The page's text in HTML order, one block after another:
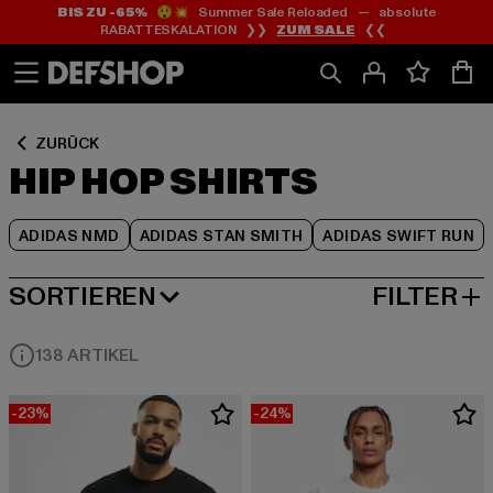
Zum
Inhalt
springen
Zum
Fußzeile
springen
BIS ZU -65%😲💥 Summer Sale Reloaded — absolute
RABATTESKALATION ❯❯ ZUM SALE ❮❮
ZURÜCK
HIP HOP SHIRTS
ADIDAS NMD ADIDAS STAN SMITH ADIDAS SWIFT RUN
Zum
Produktraster
springen
SORTIEREN
BELIEBTESTE FILTER
138 ARTIKEL
-23% -24%